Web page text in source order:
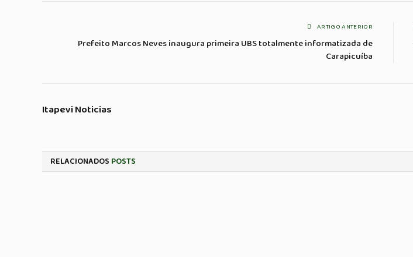
ARTIGO ANTERIOR
Prefeito Marcos Neves inaugura primeira UBS totalmente informatizada de
Carapicuíba
Itapevi Noticias
RELACIONADOS POSTS